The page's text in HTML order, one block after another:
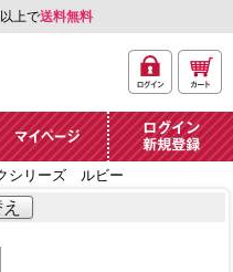
上で送料無料
イン
ト
ページ
ログイン・新規
シリーズ ルビー